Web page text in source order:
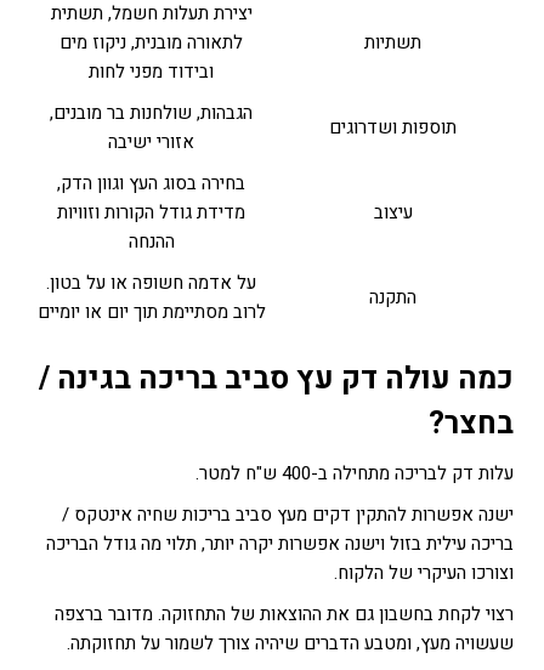
תשתיות
יצירת תעלות חשמל, תשתית
לתאורה מובנית, ניקוז מים
ובידוד מפני לחות
תוספות ושדרוגים
הגבהות, שולחנות בר מובנים,
אזורי ישיבה
עיצוב
בחירה בסוג העץ וגוון הדק,
מדידת גודל הקורות וזוויות
ההנחה
התקנה
על אדמה חשופה או על בטון.
לרוב מסתיימת תוך יום או יומיים
כמה עולה דק עץ סביב בריכה בגינה /
בחצר?
עלות דק לבריכה מתחילה ב-400 ש"ח למטר.
ישנה אפשרות להתקין דקים מעץ סביב בריכות שחיה אינטקס /
בריכה עילית בזול וישנה אפשרות יקרה יותר, תלוי מה גודל הבריכה
וצורכו העיקרי של הלקוח.
רצוי לקחת בחשבון גם את ההוצאות של התחזוקה. מדובר ברצפה
שעשויה מעץ, ומטבע הדברים שיהיה צורך לשמור על תחזוקתה.